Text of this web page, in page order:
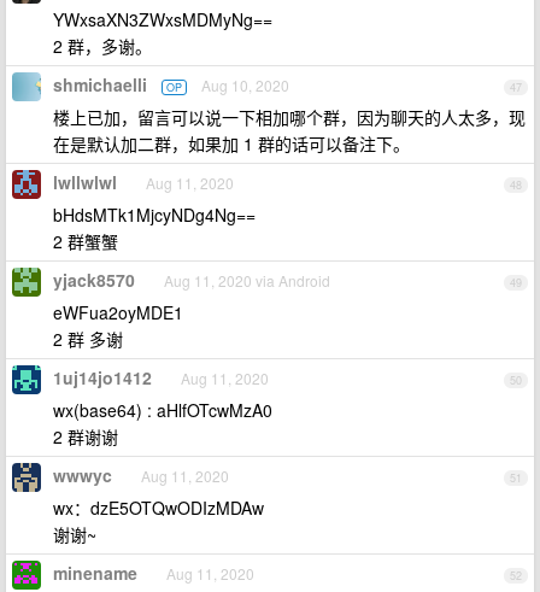
YWxsaXN3ZWxsMDMyNg==
2 群，多谢。
47
shmichaelli OP Aug 10, 2020
楼上已加，留言可以说一下相加哪个群，因为聊天的人太多，现
在是默认加二群，如果加 1 群的话可以备注下。
48
lwllwlwl Aug 11, 2020
bHdsMTk1MjcyNDg4Ng==
2 群蟹蟹
49
yjack8570 Aug 11, 2020 via Android
eWFua2oyMDE1
2 群 多谢
50
1uj14jo1412 Aug 11, 2020
wx(base64) : aHlfOTcwMzA0
2 群谢谢
51
wwwyc Aug 11, 2020
wx：dzE5OTQwODIzMDAw
谢谢~
52
minename Aug 11, 2020